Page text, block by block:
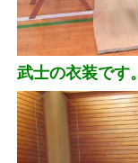
武士の衣装です。